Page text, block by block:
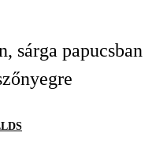
sárga papucsban